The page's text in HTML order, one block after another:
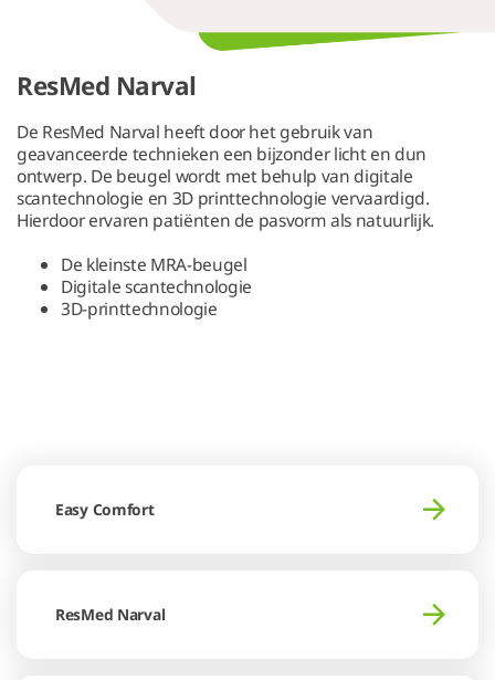
ResMed Narval
De ResMed Narval heeft door het gebruik van
geavanceerde technieken een bijzonder licht en dun
ontwerp. De beugel wordt met behulp van digitale
scantechnologie en 3D printtechnologie vervaardigd.
Hierdoor ervaren patiënten de pasvorm als natuurlijk.
De kleinste MRA-beugel
Digitale scantechnologie
3D-printtechnologie
Easy Comfort
ResMed Narval